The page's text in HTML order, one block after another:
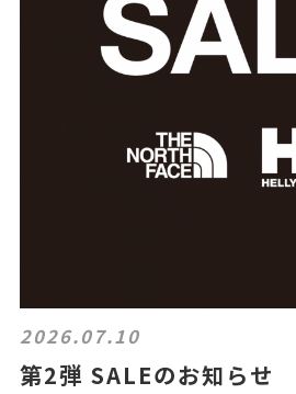
2026.07.10
第2弾 SALEのお知らせ